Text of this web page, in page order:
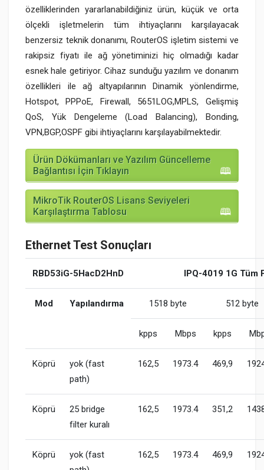
özelliklerinden yararlanabildiğiniz ürün, küçük ve orta
ölçekli işletmelerin tüm ihtiyaçlarını karşılayacak
benzersiz teknik donanımı, RouterOS işletim sistemi ve
rakipsiz fiyatı ile ağ yönetiminizi hiç olmadığı kadar
esnek hale getiriyor. Cihaz sunduğu yazılım ve donanım
özellikleri ile ağ altyapılarının Dinamik yönlendirme,
Hotspot, PPPoE, Firewall, 5651LOG,MPLS, Gelişmiş
QoS, Yük Dengeleme (Load Balancing), Bonding,
VPN,BGP,OSPF gibi ihtiyaçlarını karşılayabilmektedir.
Ürün Dökümanları ve Yazılım Güncelleme
Bağlantısı İçin Tıklayın
MikroTik RouterOS Lisans Seviyeleri
Karşılaştırma Tablosu
Ethernet Test Sonuçları
RBD53iG-5HacD2HnD IPQ-4019 1G Tüm
Mod Yapılandırma 1518 byte 512 byte
kpps Mbps kpps
Köprü
yok (fast
path)
162,5 1973.4 469,9
Köprü
25 bridge
filter kuralı
162,5 1973.4 351,2
Köprü
yok (fast
162,5 1973.4 469,9